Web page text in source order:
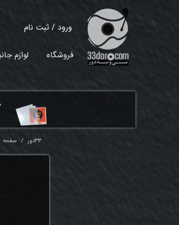
ورود / ثبت نام
خروج از حساب کاربری
فروشگاه لوازم
33دور صفحه